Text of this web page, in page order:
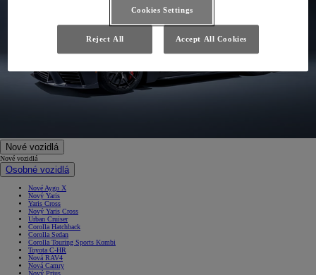
Nové vozidlá
Nové vozidlá
Osobné vozidlá
Nové Aygo X
Nový Yaris
Yaris Cross
Nový Yaris Cross
Urban Cruiser
Corolla Hatchback
Corolla Sedan
Corolla Touring Sports Kombi
Toyota C-HR
Nová RAV4
Nová Camry
Nový Prius
Cookies Settings
Reject All Accept All Cookies